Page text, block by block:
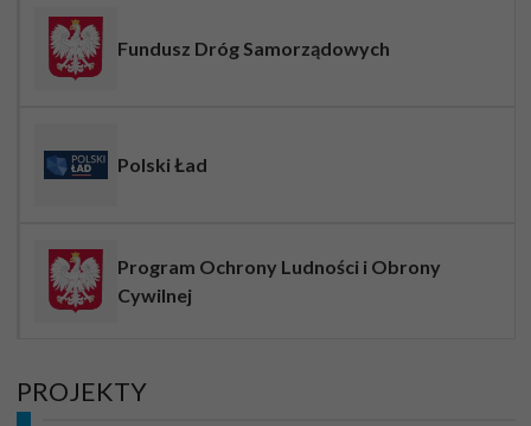
Fundusz Dróg Samorządowych
Polski Ład
Program Ochrony Ludności i Obrony
Cywilnej
PROJEKTY